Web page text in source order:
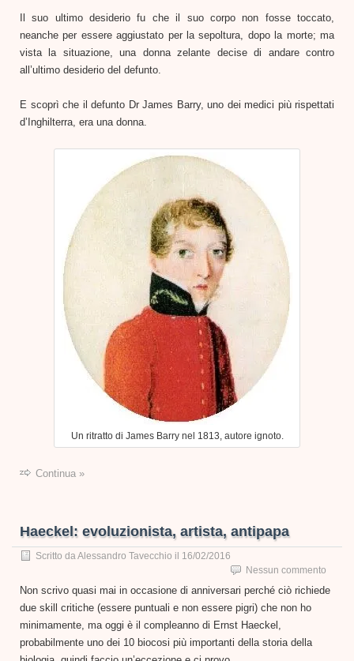
Il suo ultimo desiderio fu che il suo corpo non fosse toccato,
neanche per essere aggiustato per la sepoltura, dopo la morte; ma
vista la situazione, una donna zelante decise di andare contro
all’ultimo desiderio del defunto.
E scoprì che il defunto Dr James Barry, uno dei medici più rispettati
d’Inghilterra, era una donna.
Un ritratto di James Barry nel 1813, autore ignoto.
Continua »
Haeckel: evoluzionista, artista, antipapa
Scritto da Alessandro Tavecchio il 16/02/2016
Nessun commento
Non scrivo quasi mai in occasione di anniversari perché ciò richiede
due skill critiche (essere puntuali e non essere pigri) che non ho
minimamente, ma oggi è il compleanno di Ernst Haeckel,
probabilmente uno dei 10 biocosi più importanti della storia della